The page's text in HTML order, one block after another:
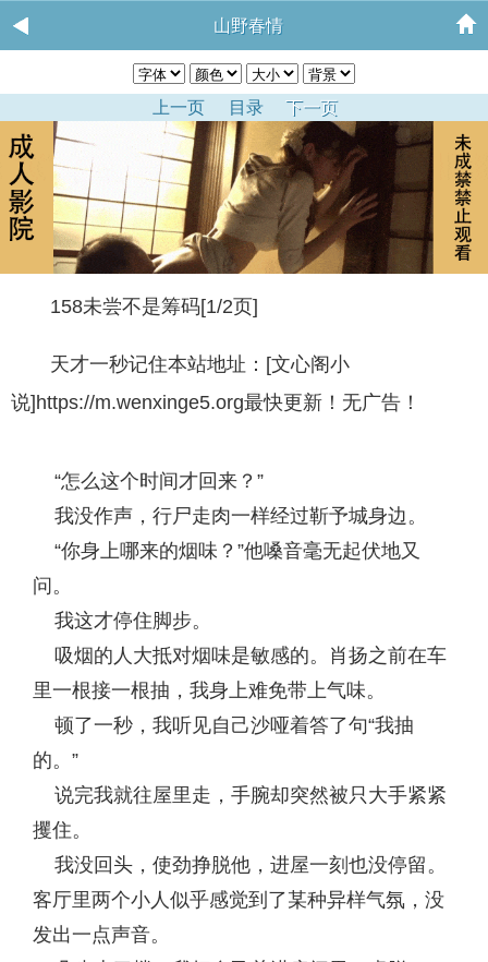
山野春情
上一页 目录 下一页
158未尝不是筹码[1/2页]
天才一秒记住本站地址：[文心阁小
说]https://m.wenxinge5.org最快更新！无广告！
“怎么这个时间才回来？”
我没作声，行尸走肉一样经过靳予城身边。
“你身上哪来的烟味？”他嗓音毫无起伏地又
问。
我这才停住脚步。
吸烟的人大抵对烟味是敏感的。肖扬之前在车
里一根接一根抽，我身上难免带上气味。
顿了一秒，我听见自己沙哑着答了句“我抽
的。”
说完我就往屋里走，手腕却突然被只大手紧紧
攫住。
我没回头，使劲挣脱他，进屋一刻也没停留。
客厅里两个小人似乎感觉到了某种异样气氛，没
发出一点声音。